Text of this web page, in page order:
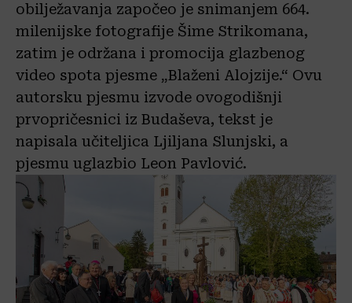
obilježavanja započeo je snimanjem 664.
milenijske fotografije Šime Strikomana,
zatim je održana i promocija glazbenog
video spota pjesme „Blaženi Alojzije.“ Ovu
autorsku pjesmu izvode ovogodišnji
prvopričesnici iz Budaševa, tekst je
napisala učiteljica Ljiljana Slunjski, a
pjesmu uglazbio Leon Pavlović.